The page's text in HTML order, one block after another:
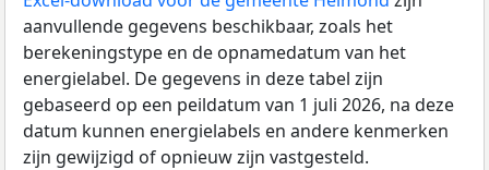
aanvullende gegevens beschikbaar, zoals het
berekeningstype en de opnamedatum van het
energielabel. De gegevens in deze tabel zijn
gebaseerd op een peildatum van 1 juli 2026, na deze
datum kunnen energielabels en andere kenmerken
zijn gewijzigd of opnieuw zijn vastgesteld.